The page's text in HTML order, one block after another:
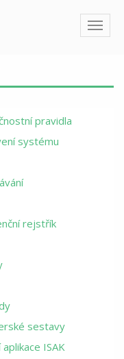
pravidla
systému
rejstřík
sestavy
ISAK